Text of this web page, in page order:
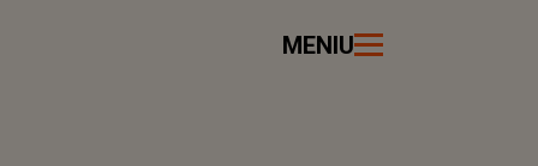
MENIU